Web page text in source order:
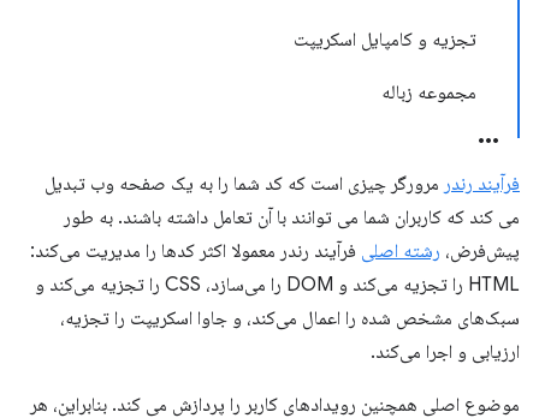
تجزیه و کامپایل اسکریپت
مجموعه زباله
فرآیند رندر مرورگر چیزی است که کد شما را به یک صفحه وب تبدیل
می کند که کاربران شما می توانند با آن تعامل داشته باشند. به طور
پیش‌فرض، رشته اصلی فرآیند رندر معمولا اکثر کدها را مدیریت می‌کند:
HTML را تجزیه می‌کند و DOM را می‌سازد، CSS را تجزیه می‌کند و
سبک‌های مشخص شده را اعمال می‌کند، و جاوا اسکریپت را تجزیه،
ارزیابی و اجرا می‌کند.
موضوع اصلی همچنین رویدادهای کاربر را پردازش می کند. بنابراین، هر